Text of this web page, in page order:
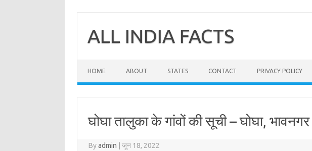
contentALL INDIA FACTS
HOME ABOUT STATES CONTACT PRIVACY POLICY
घोघा तालुका के गांवों की सूची – घोघा, भावनगर
Byadmin जून 18, 2022